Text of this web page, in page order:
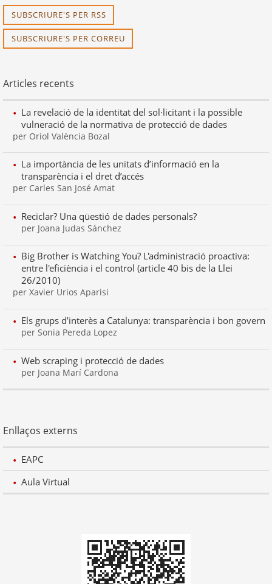
SUBSCRIURE'S PER RSS
SUBSCRIURE'S PER CORREU
Articles recents
La revelació de la identitat del sol·licitant i la possible
vulneració de la normativa de protecció de dades
per Oriol València Bozal
La importància de les unitats d’informació en la
transparència i el dret d’accés
per Carles San José Amat
Reciclar? Una qüestió de dades personals?
per Joana Judas Sánchez
Big Brother is Watching You? L'administració proactiva:
entre l'eficiència i el control (article 40 bis de la Llei
26/2010)
per Xavier Urios Aparisi
Els grups d’interès a Catalunya: transparència i bon govern
per Sonia Pereda Lopez
Web scraping i protecció de dades
per Joana Marí Cardona
Enllaços externs
EAPC
Aula Virtual